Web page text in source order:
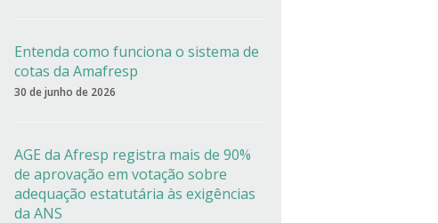
Entenda como funciona o sistema de
cotas da Amafresp
30 de junho de 2026
AGE da Afresp registra mais de 90%
de aprovação em votação sobre
adequação estatutária às exigências
da ANS